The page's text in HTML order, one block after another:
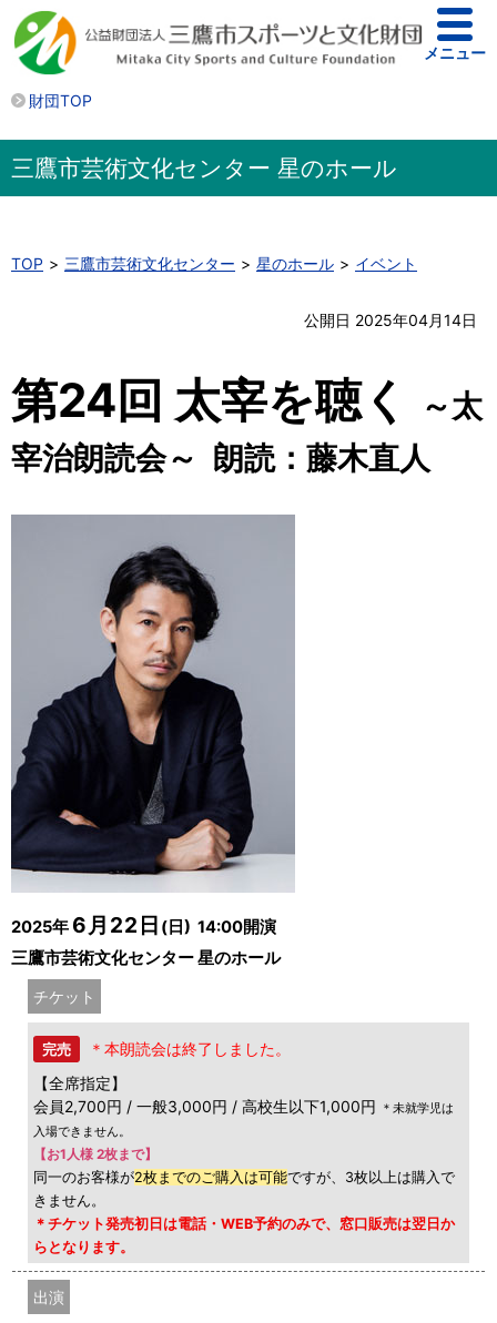
財団TOP
メニュー
三鷹市芸術文化センター 星のホール
TOP 三鷹市芸術文化センター 星のホール イベント
公開日 2025年04月14日
第24回 太宰を聴く
～太
宰治朗読会～ 朗読：藤木直人
2025年 6月22日 (日) 14:00開演
三鷹市芸術文化センター 星のホール
チケット
完売
＊本朗読会は終了しました。
【全席指定】
会員2,700円 / 一般3,000円 / 高校生以下1,000円 ＊未就学児は
入場できません。
【お1人様 2枚まで】
同一のお客様が2枚までのご購入は可能ですが、3枚以上は購入で
きません。
＊チケット発売初日は電話・WEB予約のみで、窓口販売は翌日か
らとなります。
出演